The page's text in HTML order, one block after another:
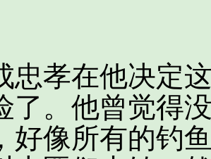
在他决定这
了。他曾觉得
好像所有的钓